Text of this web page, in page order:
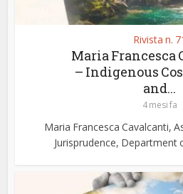
Rivista n.
Maria Francesca
– Indigenous
and...
4 mesi fa
Maria Francesca Cavalcanti,
Jurisprudence, Department